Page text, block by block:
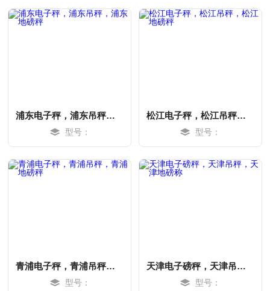
浦东电子秤，浦东吊秤，浦东地磅秤
型号：
松江电子秤，松江吊秤，松江地磅秤
型号：
青浦电子秤，青浦吊秤，青浦地磅秤
型号：
天津电子磅秤，天津吊秤，天津地磅称
型号：